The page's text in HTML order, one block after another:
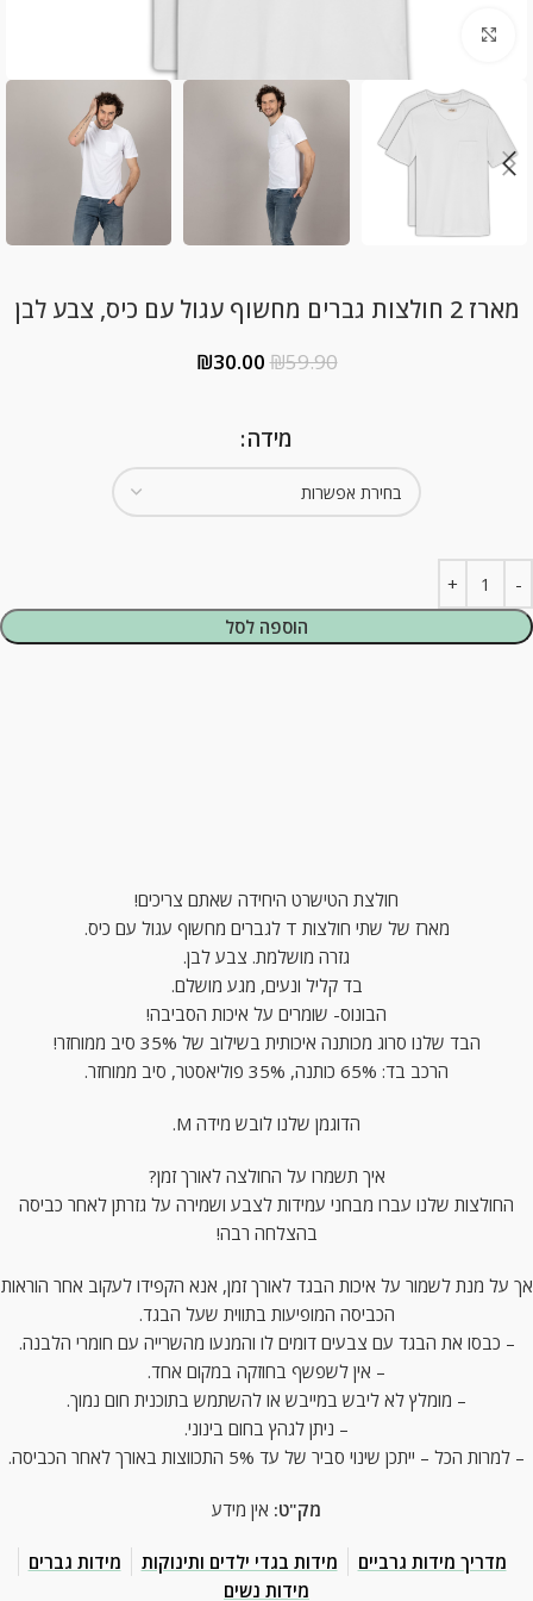
מארז 2 חולצות גברים מחשוף עגול עם כיס, צבע לבן
₪59.90
₪30.00
מידה
הוספה לסל
חולצת הטישרט היחידה שאתם צריכים!
מארז של שתי חולצות T לגברים מחשוף עגול עם כיס.
גזרה מושלמת. צבע לבן.
בד קליל ונעים, מגע מושלם.
הבונוס- שומרים על איכות הסביבה!
הבד שלנו סרוג מכותנה איכותית בשילוב של 35% סיב ממוחזר!
הרכב בד: 65% כותנה, 35% פוליאסטר, סיב ממוחזר.
הדוגמן שלנו לובש מידה M.
איך תשמרו על החולצה לאורך זמן?
החולצות שלנו עברו מבחני עמידות לצבע ושמירה על גזרתן לאחר כביסה
בהצלחה רבה!
אך על מנת לשמור על איכות הבגד לאורך זמן, אנא הקפידו לעקוב אחר הוראות
הכביסה המופיעות בתווית שעל הבגד.
– כבסו את הבגד עם צבעים דומים לו והמנעו מהשרייה עם חומרי הלבנה.
– אין לשפשף בחוזקה במקום אחד.
– מומלץ לא ליבש במייבש או להשתמש בתוכנית חום נמוך.
– ניתן לגהץ בחום בינוני.
– למרות הכל – ייתכן שינוי סביר של עד 5% התכווצות באורך לאחר הכביסה.
מק"ט: אין מידע
מדריך מידות גרביים מידות בגדי ילדים ותינוקות
מידות גברים
מידות נשים